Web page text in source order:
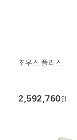
조우스 플러스
2,592,760원